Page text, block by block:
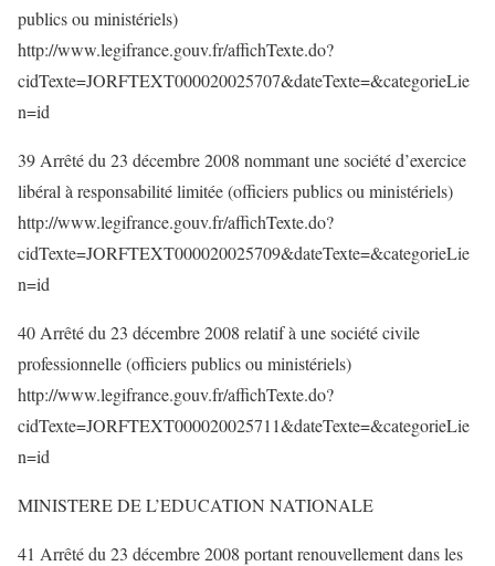
publics ou ministériels)
http://www.legifrance.gouv.fr/affichTexte.do?
cidTexte=JORFTEXT000020025707&dateTexte=&categorieLie
n=id
39 Arrêté du 23 décembre 2008 nommant une société d’exercice
libéral à responsabilité limitée (officiers publics ou ministériels)
http://www.legifrance.gouv.fr/affichTexte.do?
cidTexte=JORFTEXT000020025709&dateTexte=&categorieLie
n=id
40 Arrêté du 23 décembre 2008 relatif à une société civile
professionnelle (officiers publics ou ministériels)
http://www.legifrance.gouv.fr/affichTexte.do?
cidTexte=JORFTEXT000020025711&dateTexte=&categorieLie
n=id
MINISTERE DE L’EDUCATION NATIONALE
41 Arrêté du 23 décembre 2008 portant renouvellement dans les